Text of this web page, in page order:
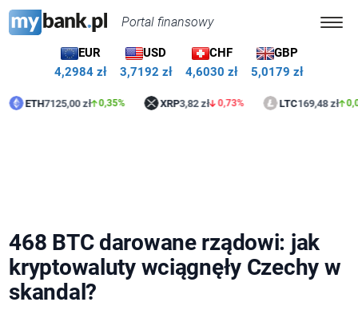
Portal finansowy
EUR
4,2984 zł
USD
3,7192 zł
CHF
4,6030 zł
GBP
5,0179 zł
7125,00 zł 0,35% XRP3,82 zł 0,73% LTC169,48 zł 0,09%
468 BTC darowane rządowi: jak
kryptowaluty wciągnęły Czechy w
skandal?